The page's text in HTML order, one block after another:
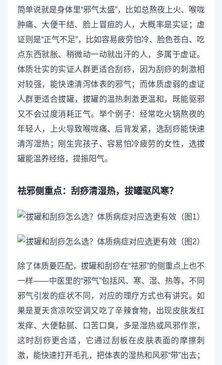
简单说就是身体里“邪气太盛”，比如总熬夜上火、喉咙
肿痛、大便干结、脸上冒痘的人，大概率是实证；虚
证则是“正气不足”，比如容易疲劳怕冷、脸色苍白、吃
点东西就胀、稍微动一动就出汗的人，多属于虚证。
体质壮实的实证人群更适合刮痧，因为刮痧的刺激相
对较强，能快速清泻体表的邪气；而体质虚弱的虚证
人群更适合拔罐，拔罐的温热刺激更温和，既能驱邪
又不会过度消耗正气。举个例子：经常吃火锅熬夜的
年轻人，上火导致喉咙痛、后背发紧，选刮痧能快速
清泻湿热；刚生完孩子、容易怕冷疲劳的女性，选拔
罐能温养经络，提振阳气。
祛邪侧重点：刮痧清湿热，拔罐驱风寒？
除了体质要匹配，拔罐和刮痧在“祛邪”的侧重点上也不
一样——中医里的“邪气”包括风、寒、湿、热等，不同
邪气引发的症状不同，对应的理疗方式也有讲究。如
果是夏天贪凉吹空调又吃了辛辣食物，出现皮肤发红
发痒、大便黏腻、口苦口臭，多是湿热或风邪作祟，
这时刮痧更合适，它通过刮板在皮肤表面的摩擦刺
激，能快速打开毛孔，把体表的湿热和风邪“带”出去；